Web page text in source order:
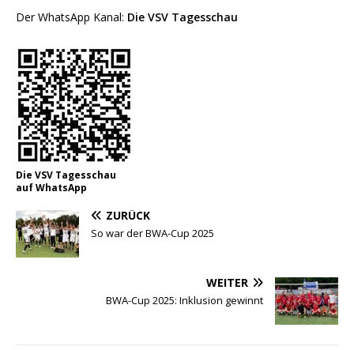
Der WhatsApp Kanal: Die VSV Tagesschau
Die VSV Tagesschau
auf WhatsApp
ZURÜCK
So war der BWA-Cup 2025
WEITER
BWA-Cup 2025: Inklusion gewinnt